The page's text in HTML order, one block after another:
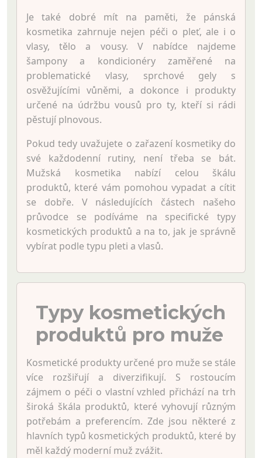
Je také dobré mít na paměti, že pánská
kosmetika zahrnuje nejen péči o pleť, ale i o
vlasy, tělo a vousy. V nabídce najdeme
šampony a kondicionéry zaměřené na
problematické vlasy, sprchové gely s
osvěžujícími vůněmi, a dokonce i produkty
určené na údržbu vousů pro ty, kteří si rádi
pěstují plnovous.
Pokud tedy uvažujete o zařazení kosmetiky do
své každodenní rutiny, není třeba se bát.
Mužská kosmetika nabízí celou škálu
produktů, které vám pomohou vypadat a cítit
se dobře. V následujících částech našeho
průvodce se podíváme na specifické typy
kosmetických produktů a na to, jak je správně
vybírat podle typu pleti a vlasů.
Typy kosmetických
produktů pro muže
Kosmetické produkty určené pro muže se stále
více rozšiřují a diverzifikují. S rostoucím
zájmem o péči o vlastní vzhled přichází na trh
široká škála produktů, které vyhovují různým
potřebám a preferencím. Zde jsou některé z
hlavních typů kosmetických produktů, které by
měl každý moderní muž zvážit.